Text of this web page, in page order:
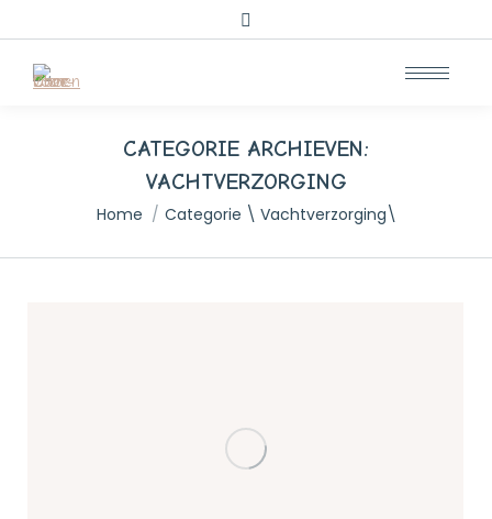
Zoeken:
CATEGORIE ARCHIEVEN:
VACHTVERZORGING
Je bent hier:
Home Categorie \ Vachtverzorging\